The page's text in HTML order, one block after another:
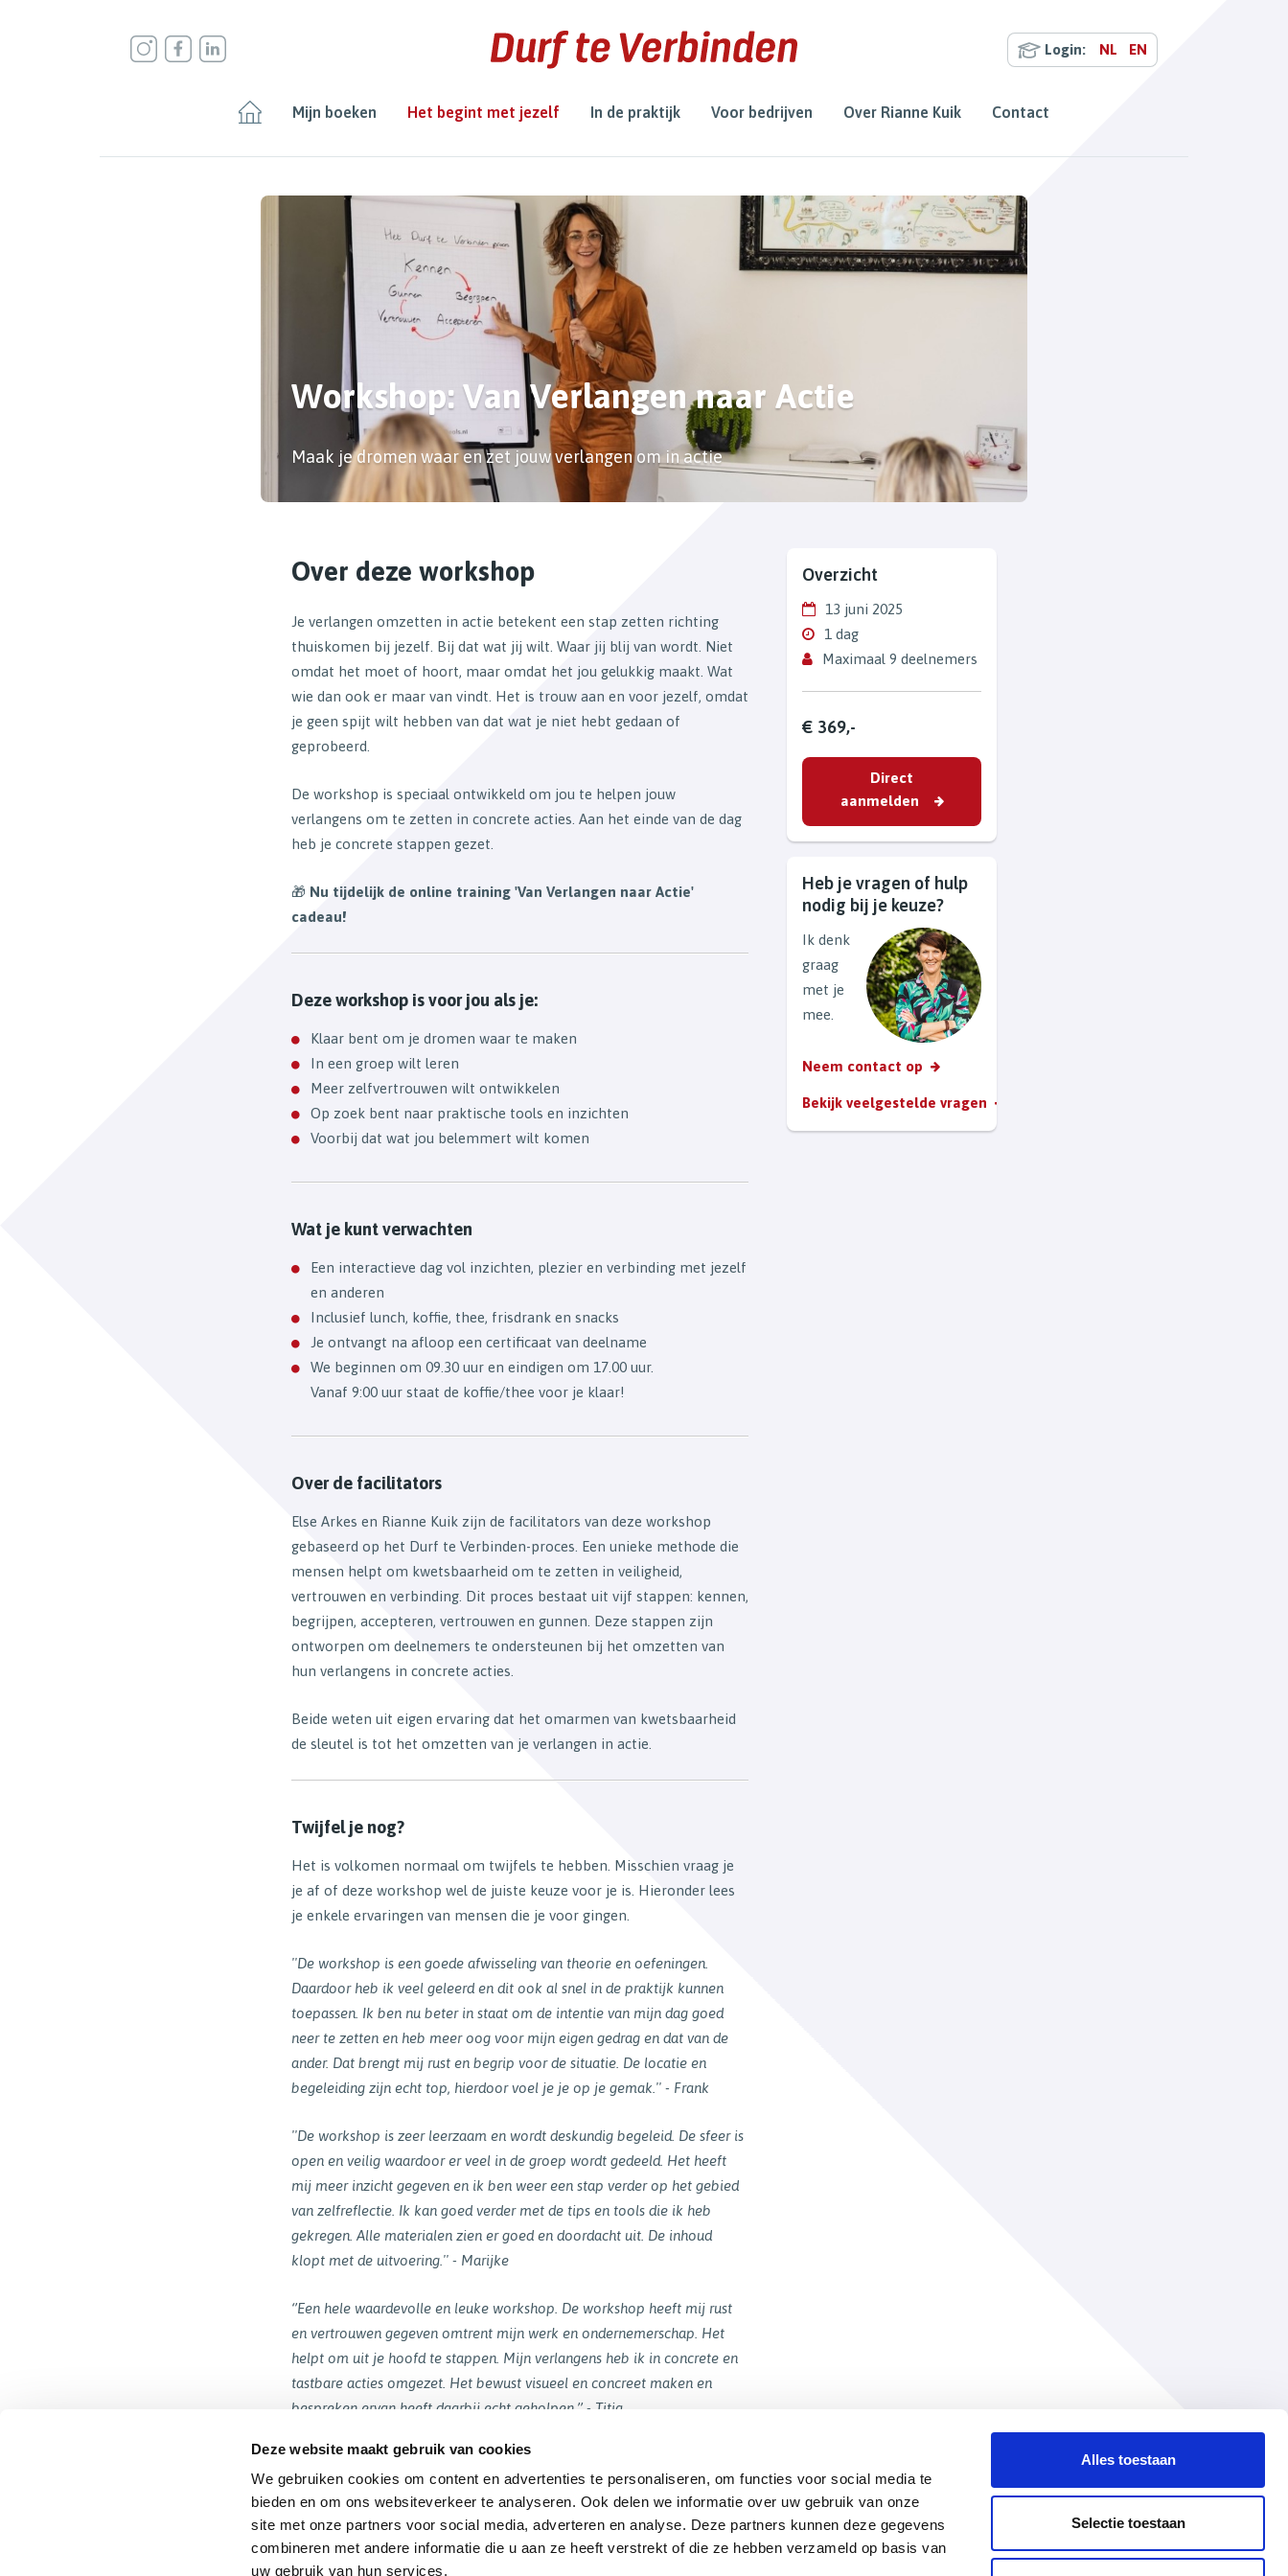
Deze website maakt gebruik van cookies
We gebruiken cookies om content en advertenties te personaliseren, om functies voor social media te
bieden en om ons websiteverkeer te analyseren. Ook delen we informatie over uw gebruik van onze
site met onze partners voor social media, adverteren en analyse. Deze partners kunnen deze gegevens
combineren met andere informatie die u aan ze heeft verstrekt of die ze hebben verzameld op basis van
uw gebruik van hun services.
Alles toestaan
Selectie toestaan
Login: NL EN
Mijn boeken Het begint met jezelf In de praktijk Voor bedrijven Over Rianne Kuik Contact
Workshop: Van Verlangen naar Actie
Maak je dromen waar en zet jouw verlangen om in actie
Over deze workshop
Je verlangen omzetten in actie betekent een stap zetten richting
thuiskomen bij jezelf. Bij dat wat jij wilt. Waar jij blij van wordt. Niet
omdat het moet of hoort, maar omdat het jou gelukkig maakt. Wat
wie dan ook er maar van vindt. Het is trouw aan en voor jezelf, omdat
je geen spijt wilt hebben van dat wat je niet hebt gedaan of
geprobeerd.
De workshop is speciaal ontwikkeld om jou te helpen jouw
verlangens om te zetten in concrete acties. Aan het einde van de dag
heb je concrete stappen gezet.
🎁 Nu tijdelijk de online training 'Van Verlangen naar Actie'
cadeau!
Deze workshop is voor jou als je:
Klaar bent om je dromen waar te maken
In een groep wilt leren
Meer zelfvertrouwen wilt ontwikkelen
Op zoek bent naar praktische tools en inzichten
Voorbij dat wat jou belemmert wilt komen
Wat je kunt verwachten
Een interactieve dag vol inzichten, plezier en verbinding met jezelf
en anderen
Inclusief lunch, koffie, thee, frisdrank en snacks
Je ontvangt na afloop een certificaat van deelname
We beginnen om 09.30 uur en eindigen om 17.00 uur.
Vanaf 9:00 uur staat de koffie/thee voor je klaar!
Over de facilitators
Else Arkes en Rianne Kuik zijn de facilitators van deze workshop
gebaseerd op het Durf te Verbinden-proces. Een unieke methode die
mensen helpt om kwetsbaarheid om te zetten in veiligheid,
vertrouwen en verbinding. Dit proces bestaat uit vijf stappen: kennen,
begrijpen, accepteren, vertrouwen en gunnen. Deze stappen zijn
ontworpen om deelnemers te ondersteunen bij het omzetten van
hun verlangens in concrete acties.
Beide weten uit eigen ervaring dat het omarmen van kwetsbaarheid
de sleutel is tot het omzetten van je verlangen in actie.
Twijfel je nog?
Het is volkomen normaal om twijfels te hebben. Misschien vraag je
je af of deze workshop wel de juiste keuze voor je is. Hieronder lees
je enkele ervaringen van mensen die je voor gingen.
''De workshop is een goede afwisseling van theorie en oefeningen.
Daardoor heb ik veel geleerd en dit ook al snel in de praktijk kunnen
toepassen. Ik ben nu beter in staat om de intentie van mijn dag goed
neer te zetten en heb meer oog voor mijn eigen gedrag en dat van de
ander. Dat brengt mij rust en begrip voor de situatie. De locatie en
begeleiding zijn echt top, hierdoor voel je je op je gemak.'' - Frank
''De workshop is zeer leerzaam en wordt deskundig begeleid. De sfeer is
open en veilig waardoor er veel in de groep wordt gedeeld. Het heeft
mij meer inzicht gegeven en ik ben weer een stap verder op het gebied
van zelfreflectie. Ik kan goed verder met de tips en tools die ik heb
gekregen. Alle materialen zien er goed en doordacht uit. De inhoud
klopt met de uitvoering.'' - Marijke
‘’Een hele waardevolle en leuke workshop. De workshop heeft mij rust
en vertrouwen gegeven omtrent mijn werk en ondernemerschap. Het
helpt om uit je hoofd te stappen. Mijn verlangens heb ik in concrete en
tastbare acties omgezet. Het bewust visueel en concreet maken en
bespreken ervan heeft daarbij echt geholpen.’’ - Titia
Terug naar het overzicht
Overzicht
13 juni 2025
1 dag
Maximaal 9 deelnemers
€ 369,-
Direct
aanmelden
Heb je vragen of hulp
nodig bij je keuze?
Ik denk
graag
met je
mee.
Neem contact op
Bekijk veelgestelde vragen
Het begint met jezelf Workshop: Van Verlangen naar Actie